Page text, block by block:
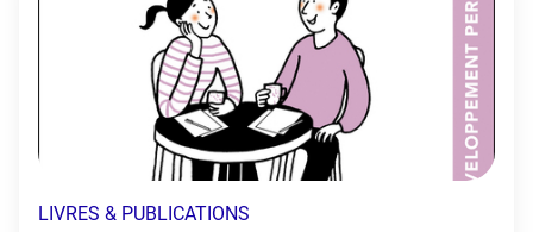
LIVRES & PUBLICATIONS